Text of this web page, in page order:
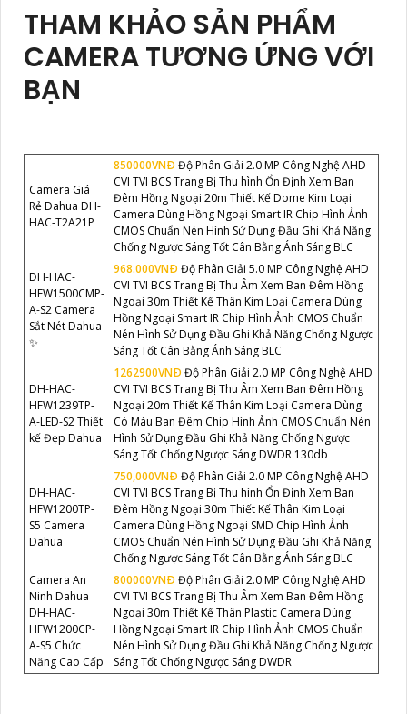
THAM KHẢO SẢN PHẨM
CAMERA TƯƠNG ỨNG VỚI
BẠN
Camera Giá
Rẻ Dahua DH-
HAC-T2A21P
850000VNÐ Độ Phân Giải 2.0 MP Công Nghệ AHD
CVI TVI BCS Trang Bị Thu hình Ổn Định Xem Ban
Đêm Hồng Ngoại 20m Thiết Kế Dome Kim Loại
Camera Dùng Hồng Ngoại Smart IR Chip Hình Ảnh
CMOS Chuẩn Nén Hình Sử Dụng Đầu Ghi Khả Năng
Chống Ngược Sáng Tốt Cân Bằng Ánh Sáng BLC
DH-HAC-
HFW1500CMP-
A-S2 Camera
Sắt Nét Dahua
✨
968.000VNÐ Độ Phân Giải 5.0 MP Công Nghệ AHD
CVI TVI BCS Trang Bị Thu Âm Xem Ban Đêm Hồng
Ngoại 30m Thiết Kế Thân Kim Loại Camera Dùng
Hồng Ngoại Smart IR Chip Hình Ảnh CMOS Chuẩn
Nén Hình Sử Dụng Đầu Ghi Khả Năng Chống Ngược
Sáng Tốt Cân Bằng Ánh Sáng BLC
DH-HAC-
HFW1239TP-
A-LED-S2 Thiết
kế Đẹp Dahua
1262900VNÐ Độ Phân Giải 2.0 MP Công Nghệ AHD
CVI TVI BCS Trang Bị Thu Âm Xem Ban Đêm Hồng
Ngoại 20m Thiết Kế Thân Kim Loại Camera Dùng
Có Màu Ban Đêm Chip Hình Ảnh CMOS Chuẩn Nén
Hình Sử Dụng Đầu Ghi Khả Năng Chống Ngược
Sáng Tốt Chống Ngược Sáng DWDR 130db
DH-HAC-
HFW1200TP-
S5 Camera
Dahua
750,000VNÐ Độ Phân Giải 2.0 MP Công Nghệ AHD
CVI TVI BCS Trang Bị Thu hình Ổn Định Xem Ban
Đêm Hồng Ngoại 30m Thiết Kế Thân Kim Loại
Camera Dùng Hồng Ngoại SMD Chip Hình Ảnh
CMOS Chuẩn Nén Hình Sử Dụng Đầu Ghi Khả Năng
Chống Ngược Sáng Tốt Cân Bằng Ánh Sáng BLC
Camera An
Ninh Dahua
DH-HAC-
HFW1200CP-
A-S5 Chức
Năng Cao Cấp
800000VNÐ Độ Phân Giải 2.0 MP Công Nghệ AHD
CVI TVI BCS Trang Bị Thu Âm Xem Ban Đêm Hồng
Ngoại 30m Thiết Kế Thân Plastic Camera Dùng
Hồng Ngoại Smart IR Chip Hình Ảnh CMOS Chuẩn
Nén Hình Sử Dụng Đầu Ghi Khả Năng Chống Ngược
Sáng Tốt Chống Ngược Sáng DWDR